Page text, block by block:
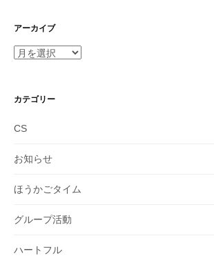
アーカイブ
ア
イ
カテゴリー
CS
お知らせ
ほうかごタイム
グループ活動
ハートフル